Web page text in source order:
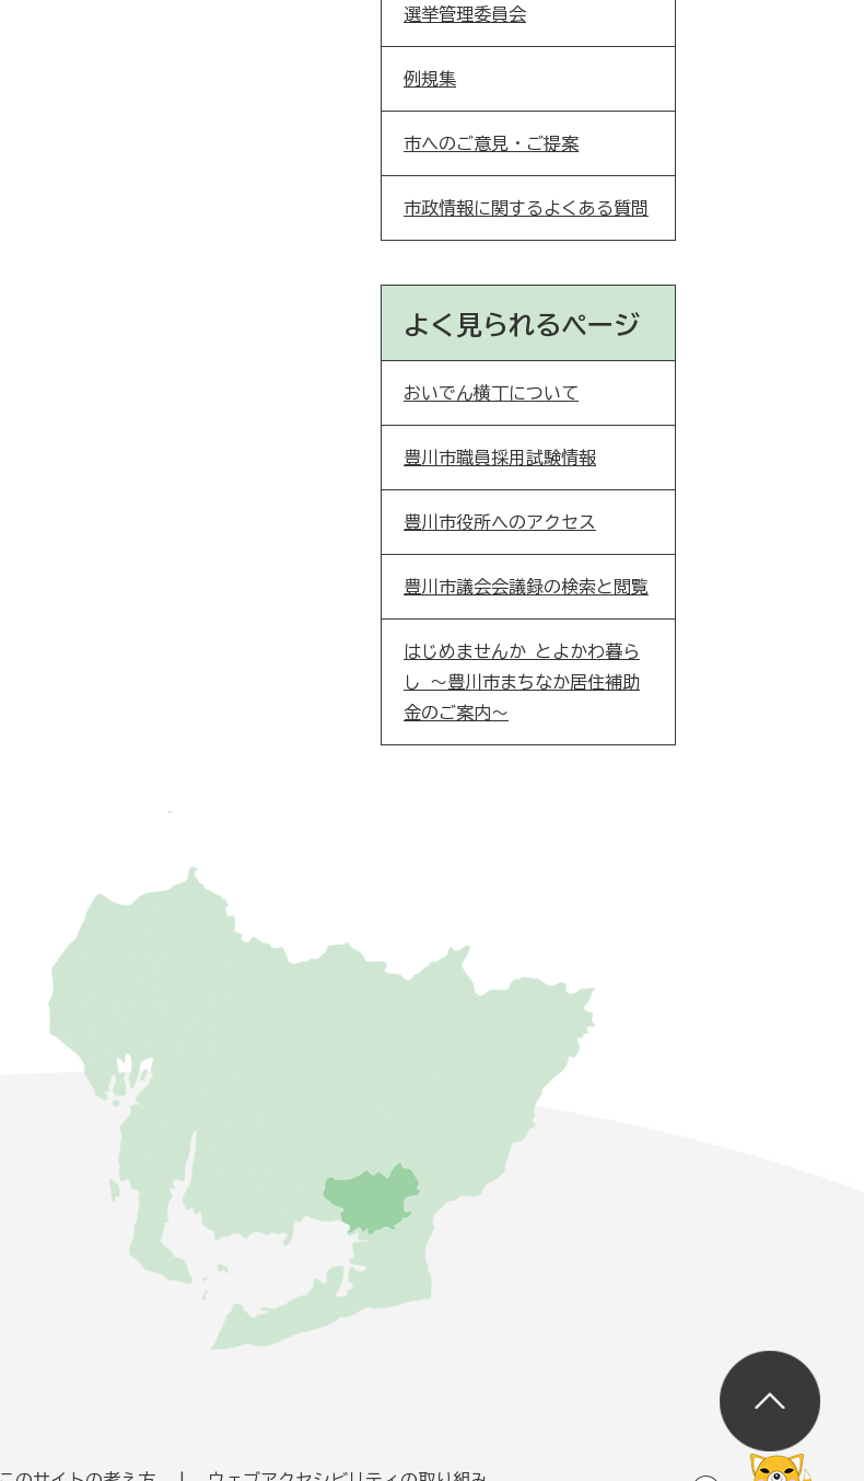
選挙管理委員会
例規集
市へのご意見・ご提案
市政情報に関するよくある質問
よく見られるページ
おいでん横丁について
豊川市職員採用試験情報
豊川市役所へのアクセス
豊川市議会会議録の検索と閲覧
はじめませんか とよかわ暮ら
し ～豊川市まちなか居住補助
金のご案内～